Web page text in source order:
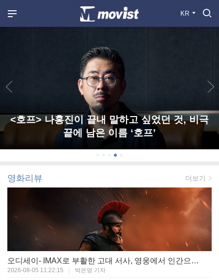
KR
<호프> 나홍진이 끝내 말하고 싶었던 것, 비극
끝에 남은 이름 ‘호프’
영화리뷰 더보기
오디세이- IMAX로 부활한 고대 서사, 영웅에서 인간으로의 귀환 (오락성 9 | 작품성 9)
2026-08-05 11:22:15 박은영 기자